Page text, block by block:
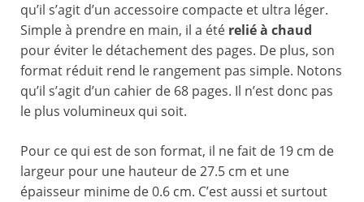
qu’il s’agit d’un accessoire compacte et ultra léger.
Simple à prendre en main, il a été relié à chaud
pour éviter le détachement des pages. De plus, son
format réduit rend le rangement pas simple. Notons
qu’il s’agit d’un cahier de 68 pages. Il n’est donc pas
le plus volumineux qui soit.
Pour ce qui est de son format, il ne fait de 19 cm de
largeur pour une hauteur de 27.5 cm et une
épaisseur minime de 0.6 cm. C’est aussi et surtout